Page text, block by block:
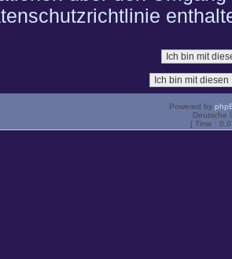
Powered by
Deutsche
[ Time :